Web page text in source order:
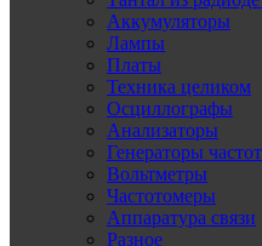
Аккумуляторы
Лампы
Платы
Техника целиком
Осциллографы
Анализаторы
Генераторы частот
Вольтметры
Частотомеры
Аппаратура связи
Разное